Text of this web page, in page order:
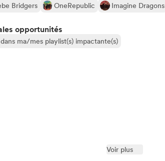
Bridgers
OneRepublic Imagine Dragons
opportunités
ma/mes playlist(s) impactante(s)
Voir plus